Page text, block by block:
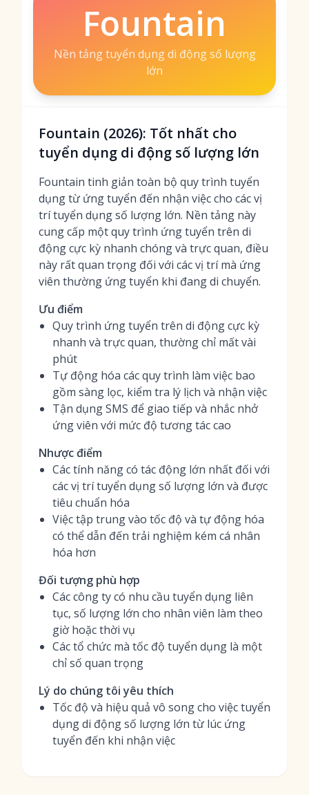
Fountain
Nền tảng tuyển dụng di động số lượng
lớn
Fountain (2026): Tốt nhất cho
tuyển dụng di động số lượng lớn
Fountain tinh giản toàn bộ quy trình tuyển
dụng từ ứng tuyển đến nhận việc cho các vị
trí tuyển dụng số lượng lớn. Nền tảng này
cung cấp một quy trình ứng tuyển trên di
động cực kỳ nhanh chóng và trực quan, điều
này rất quan trọng đối với các vị trí mà ứng
viên thường ứng tuyển khi đang di chuyển.
Ưu điểm
Quy trình ứng tuyển trên di động cực kỳ
nhanh và trực quan, thường chỉ mất vài
phút
Tự động hóa các quy trình làm việc bao
gồm sàng lọc, kiểm tra lý lịch và nhận việc
Tận dụng SMS để giao tiếp và nhắc nhở
ứng viên với mức độ tương tác cao
Nhược điểm
Các tính năng có tác động lớn nhất đối với
các vị trí tuyển dụng số lượng lớn và được
tiêu chuẩn hóa
Việc tập trung vào tốc độ và tự động hóa
có thể dẫn đến trải nghiệm kém cá nhân
hóa hơn
Đối tượng phù hợp
Các công ty có nhu cầu tuyển dụng liên
tục, số lượng lớn cho nhân viên làm theo
giờ hoặc thời vụ
Các tổ chức mà tốc độ tuyển dụng là một
chỉ số quan trọng
Lý do chúng tôi yêu thích
Tốc độ và hiệu quả vô song cho việc tuyển
dụng di động số lượng lớn từ lúc ứng
tuyển đến khi nhận việc